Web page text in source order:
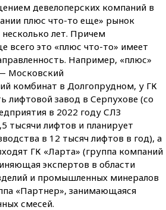
девелоперских компаний в
плюс что-то еще» рынок
лет. Причем
всего это «плюс что-то» имеет
Например, «плюс»
Московский
комбинат в Долгопрудном, у ГК
лифтовой завод в Серпухове (со
в 2022 году СЛЗ
тысячи лифтов и планирует
в 12 тысяч лифтов в год), а
ГК «Ларта» (группа компаний
экспертов в области
и промышленных минералов
«Партнер», занимающаяся
смесей.